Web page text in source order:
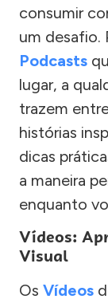
consumir
um desafio.
Podcasts
lugar, a
trazem
histórias
dicas
a maneira
enquanto
Vídeos:
Visual
Os Vídeos